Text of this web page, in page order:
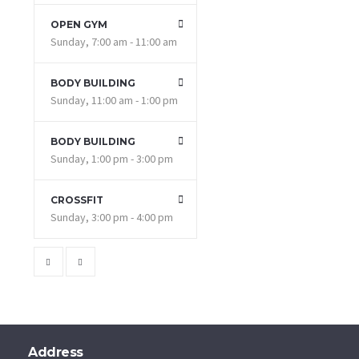
OPEN GYM
Sunday, 7:00 am - 11:00 am
BODY BUILDING
Sunday, 11:00 am - 1:00 pm
BODY BUILDING
Sunday, 1:00 pm - 3:00 pm
CROSSFIT
Sunday, 3:00 pm - 4:00 pm
Address